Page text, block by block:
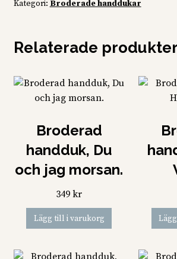
Kategori: Broderade handdukar
Relaterade produkter
Broderad
handduk, Du
och jag morsan.
349kr
Lägg till i varukorg